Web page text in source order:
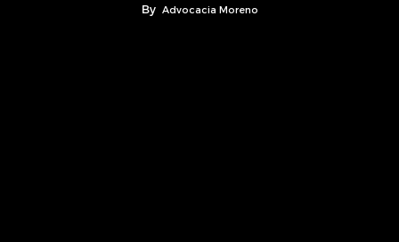
By Advocacia Moreno